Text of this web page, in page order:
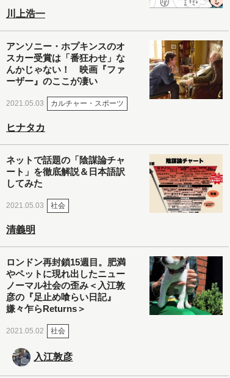
川上浩一
アンソニー・ホプキンスのオ
スカー受賞は「番狂わせ」な
んかじゃない！ 映画『ファ
ーザー』のここが凄い
2021.05.03 カルチャー・スポーツ
ヒナタカ
ネットで話題の「陰謀論チャ
ート」を徹底解説＆日本語訳
してみた
2021.05.03 社会
清義明
ロンドン再封鎖15週目。肥満
やペットに現れ出したニュー
ノーマル社会の歪み＜入江敦
彦の『足止め喰らい日記』
嫌々乍らReturns＞
2021.05.02 社会
入江敦彦